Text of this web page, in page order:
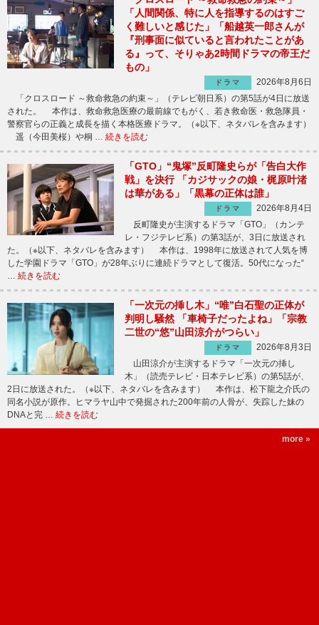
「人間関係、特に人を指導するのはすご
く難しいと感じた」「船越英一郎さんが
『刑事面に似ていると言われたことがあ
る』って、そりゃあ2時間ドラマの帝王だ
もの」
ドラマ
2026年8月6日
「クロスロード ～救命救急の約束～」（テレビ朝日系）の第5話が4日に放送
された。 本作は、救命救急医療の最前線でもがく、若き救命医・救急隊員・
警察官らの正義と成長を描く本格医療ドラマ。（※以下、ネタバレを含みます）
遥（今田美桜）や桐 … 続きを読む
「GTO」“鬼塚”反町隆史らが「告白大作
戦」を決行 「カジサックの娘・梶原叶渚
は華がある」「黒幕の正体は誰」
ドラマ
2026年8月4日
反町隆史が主演するドラマ「GTO」（カンテ
レ・フジテレビ系）の第3話が、3日に放送され
た。（※以下、ネタバレを含みます） 本作は、1998年に放送されて人気を博
した学園ドラマ「GTO」が28年ぶりに連続ドラマとして復活。50代になった“
続きを読む
「一次元の挿し木」“唯”白石聖の正体が
判明し騒然 「車椅子だったよね」「宗教
二世の“悠”山田涼介がつらい」
ドラマ
2026年8月3日
山田涼介が主演するドラマ「一次元の挿し
木」（読売テレビ・日本テレビ系）の第5話が、
2日に放送された。（※以下、ネタバレを含みます） 本作は、松下龍之介氏の
同名小説が原作。ヒマラヤ山中で発掘された200年前の人骨が、失踪した妹の
DNAと完 … 続きを読む
more »